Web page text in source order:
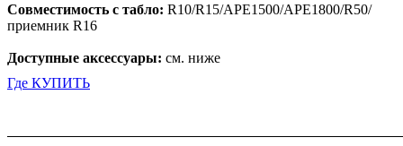
Совместимость с табло: R10/R15/APE1500/APE1800/R50/
приемник R16
Доступные аксессуары: см. ниже
Где КУПИТЬ